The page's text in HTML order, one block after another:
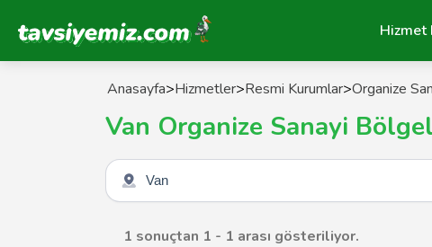
Tavsiyemiz Anasayfa Hizmet
Anasayfa>Hizmetler>Resmi Kurumlar>Organize
Van Organize Sanayi
Şehir seçin
1 sonuçtan 1 - 1 arası gösteriliyor.